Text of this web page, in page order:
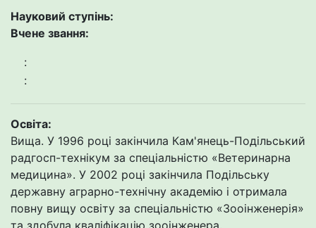
Науковий ступінь:
Вчене звання:
:
:
Освіта:
Вища. У 1996 році закінчила Кам'янець-Подільський
радгосп-технікум за спеціальністю «Ветеринарна
медицина». У 2002 році закінчила Подільську
державну аграрно-технічну академію і отримала
повну вищу освіту за спеціальністю «Зооінженерія»